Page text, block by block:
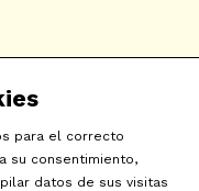
para el correcto
su consentimiento,
datos de sus visitas